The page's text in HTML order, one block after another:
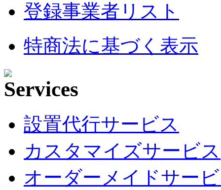
登録事業者リスト
特商法に基づく表示
設置代行サービス
カスタマイズサービス
オーダーメイドサー